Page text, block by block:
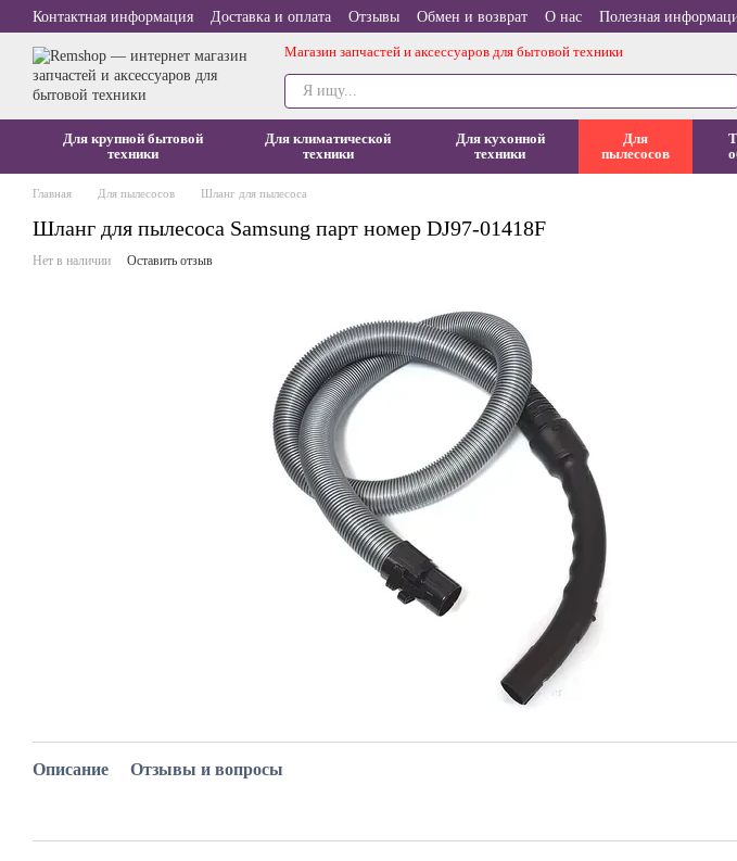
Перейти к основному контенту
Контактная информация Доставка и оплата Отзывы Обмен и возврат О нас Полезная
Магазин запчастей и аксессуаров для бытовой техники
Для крупной бытовой
техники
Для климатической
техники
Для кухонной
техники
Для
пылесосов
Главная Для пылесосов Шланг для пылесоса
Шланг для пылесоса Samsung парт номер DJ97-01418F
Нет в наличии Оставить отзыв
Описание Отзывы и вопросы